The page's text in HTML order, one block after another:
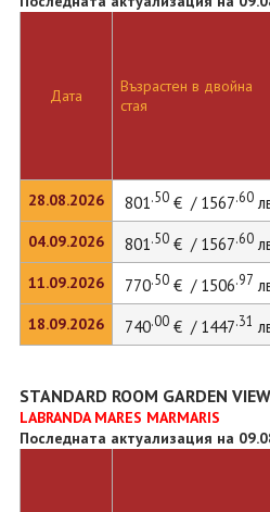
Дата
28.08.2026
04.09.2026
11.09.2026
18.09.2026
Възрастен в двойна
стая
801.50€ / 1567.60
801.50€ / 1567.60
770.50€ / 1506.97
740.00€ / 1447.31
STANDARD ROOM GARDEN
LABRANDA MARES MARMARIS
Последната актуализация на